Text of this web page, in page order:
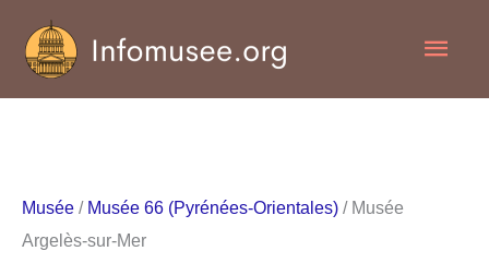
contenu
Musée / Musée 66 (Pyrénées-Orientales) / Musée
Argelès-sur-Mer